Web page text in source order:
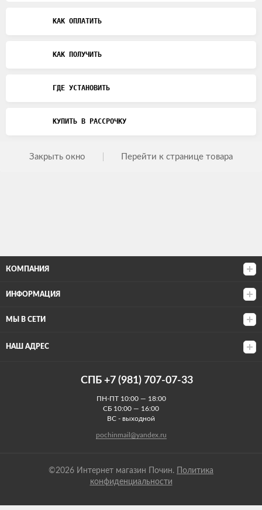
КАК ОПЛАТИТЬ
КАК ПОЛУЧИТЬ
ГДЕ УСТАНОВИТЬ
КУПИТЬ В РАССРОЧКУ
Закрыть окно Перейти к странице товара
КОМПАНИЯ
ИНФОРМАЦИЯ
МЫ В СЕТИ
НАШ АДРЕС
СПБ +7 (981) 707-07-33
ПН-ПТ 10:00 — 18:00
СБ 10:00 — 16:00
ВС - выходной
pochinmail@yandex.ru
©2026 Интернет магазин Почин.
Политика
конфиденциальности